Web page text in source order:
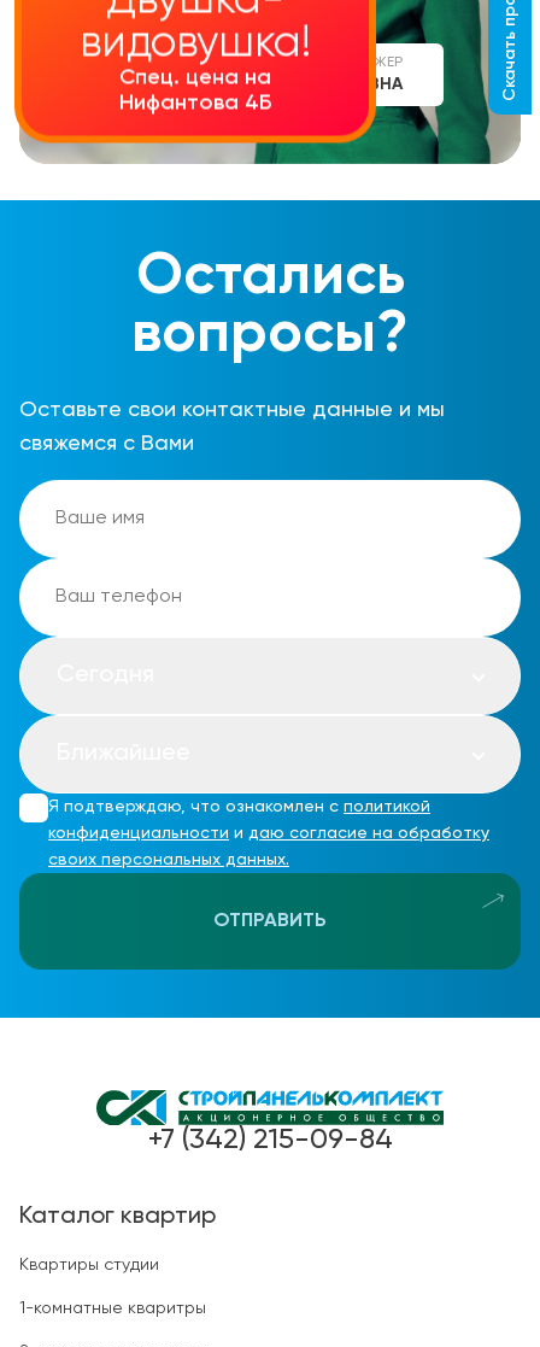
СТАРШИЙ МЕНЕДЖЕР
АЛИНА СЕРГЕЕВНА
Остались
вопросы?
Оставьте свои контактные данные и мы
свяжемся с Вами
Я подтверждаю, что ознакомлен с политикой
конфиденциальности и даю согласие на обработку
своих персональных данных.
ОТПРАВИТЬ
+7 (342) 215-09-84
Каталог квартир
Квартиры студии
1-комнатные кваритры
видовушка!
Спец. цена на
Нифантова 4Б